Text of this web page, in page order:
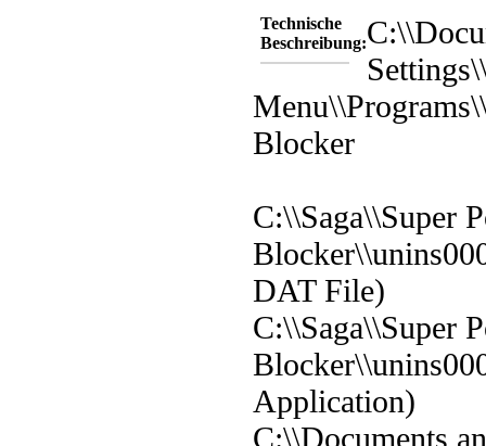
Technische
Beschreibung:
Blocker
C:\\Saga\\Super
DAT File)
C:\\Saga\\Super
Application)
C:\\Documents